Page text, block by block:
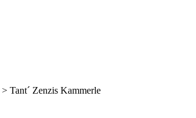
> Tant´ Zenzis Kammerle